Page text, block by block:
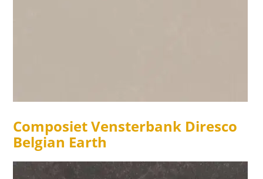
Composiet Vensterbank Diresco
Belgian Earth